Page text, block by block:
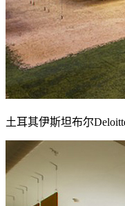
土耳其伊斯坦布尔